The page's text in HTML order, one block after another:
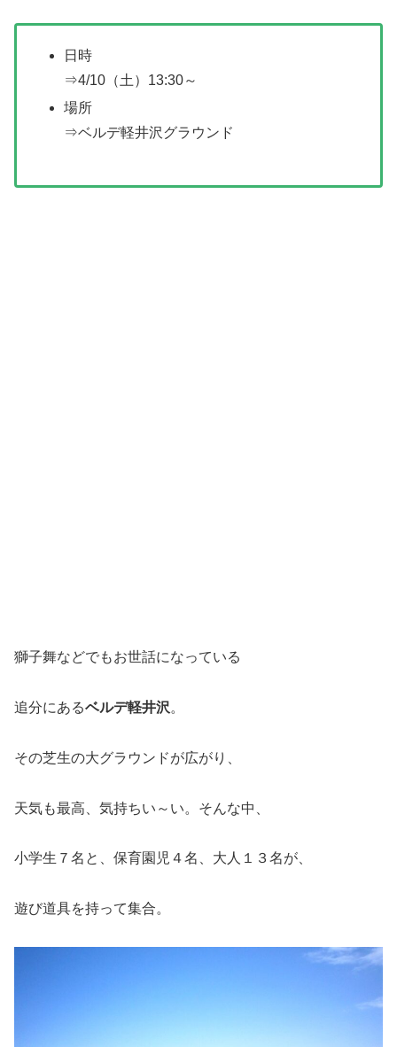
日時
⇒4/10（土）13:30～
場所
⇒ベルデ軽井沢グラウンド
獅子舞などでもお世話になっている
追分にあるベルデ軽井沢。
その芝生の大グラウンドが広がり、
天気も最高、気持ちい～い。そんな中、
小学生７名と、保育園児４名、大人１３名が、
遊び道具を持って集合。